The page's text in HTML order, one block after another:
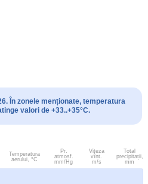
În zonele menționate, temperatura
valori de +33..+35°C.
Temperatura
aerului, °C
Pr.
atmosf.
mm/Hg
Viteza
vînt.
m/s
Total
precipitații,
mm